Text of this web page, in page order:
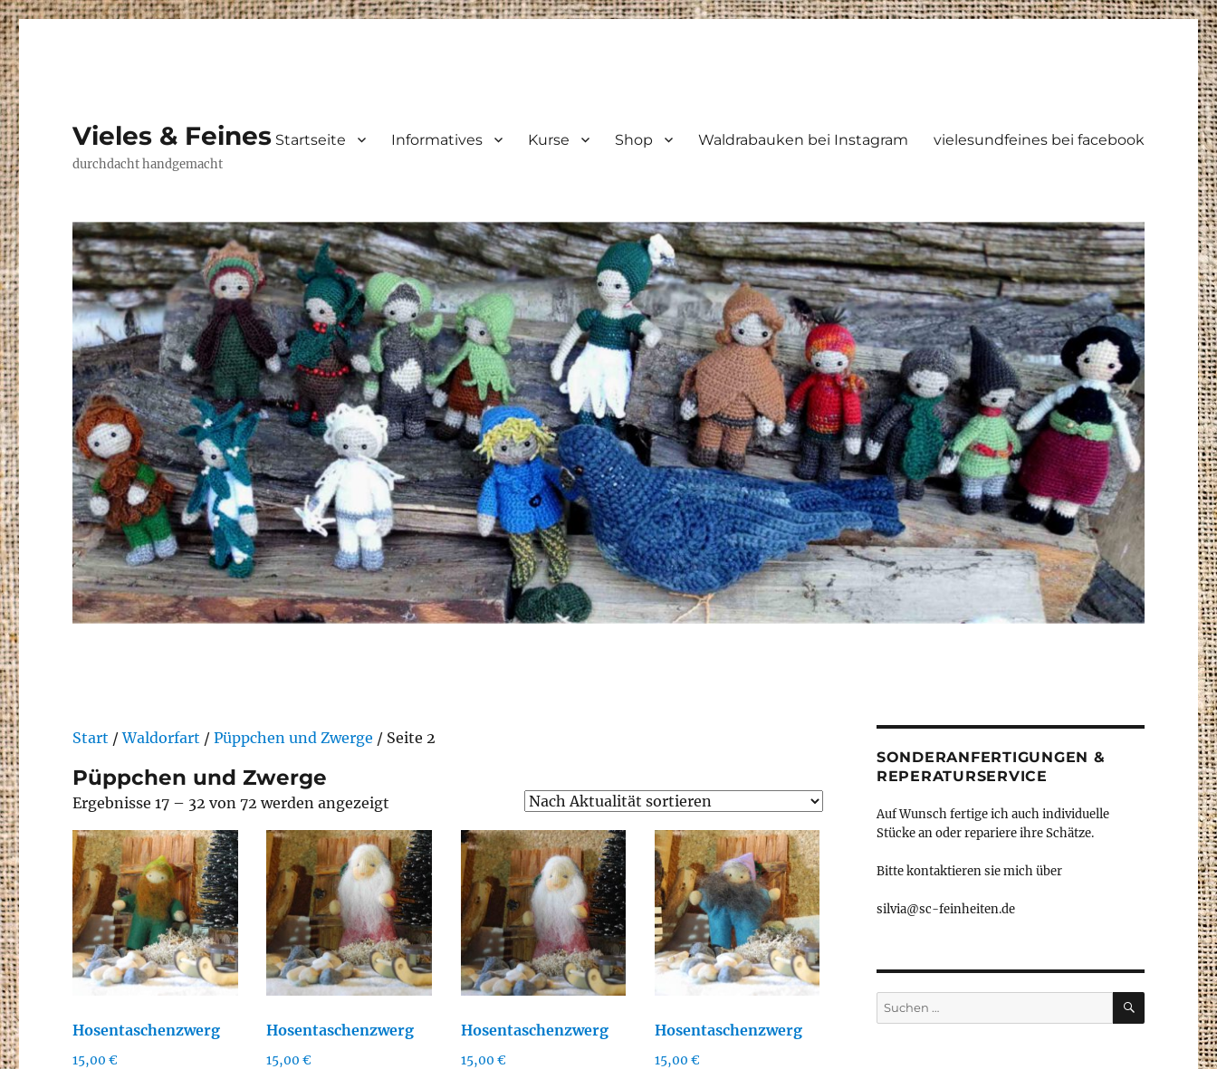
Vieles & Feines
durchdacht handgemacht
Startseite Informatives Kurse Shop Waldrabauken bei Instagram vielesundfeines bei facebook
Start /Waldorfart /Püppchen und Zwerge / Seite 2
Püppchen und Zwerge
Ergebnisse 17 – 32 von 72 werden angezeigt
Aktualität
sortiert
Hosentaschenzwerg
15,00€
Hosentaschenzwerg
15,00€
Hosentaschenzwerg
15,00 €
Hosentaschenzwerg
15,00 €
SONDERANFERTIGUNGEN &
REPERATURSERVICE
Auf Wunsch fertige ich auch individuelle
Stücke an oder repariere ihre Schätze.
Bitte kontaktieren sie mich über
silvia@sc-feinheiten.de
Suche
nach:
SUCHEN